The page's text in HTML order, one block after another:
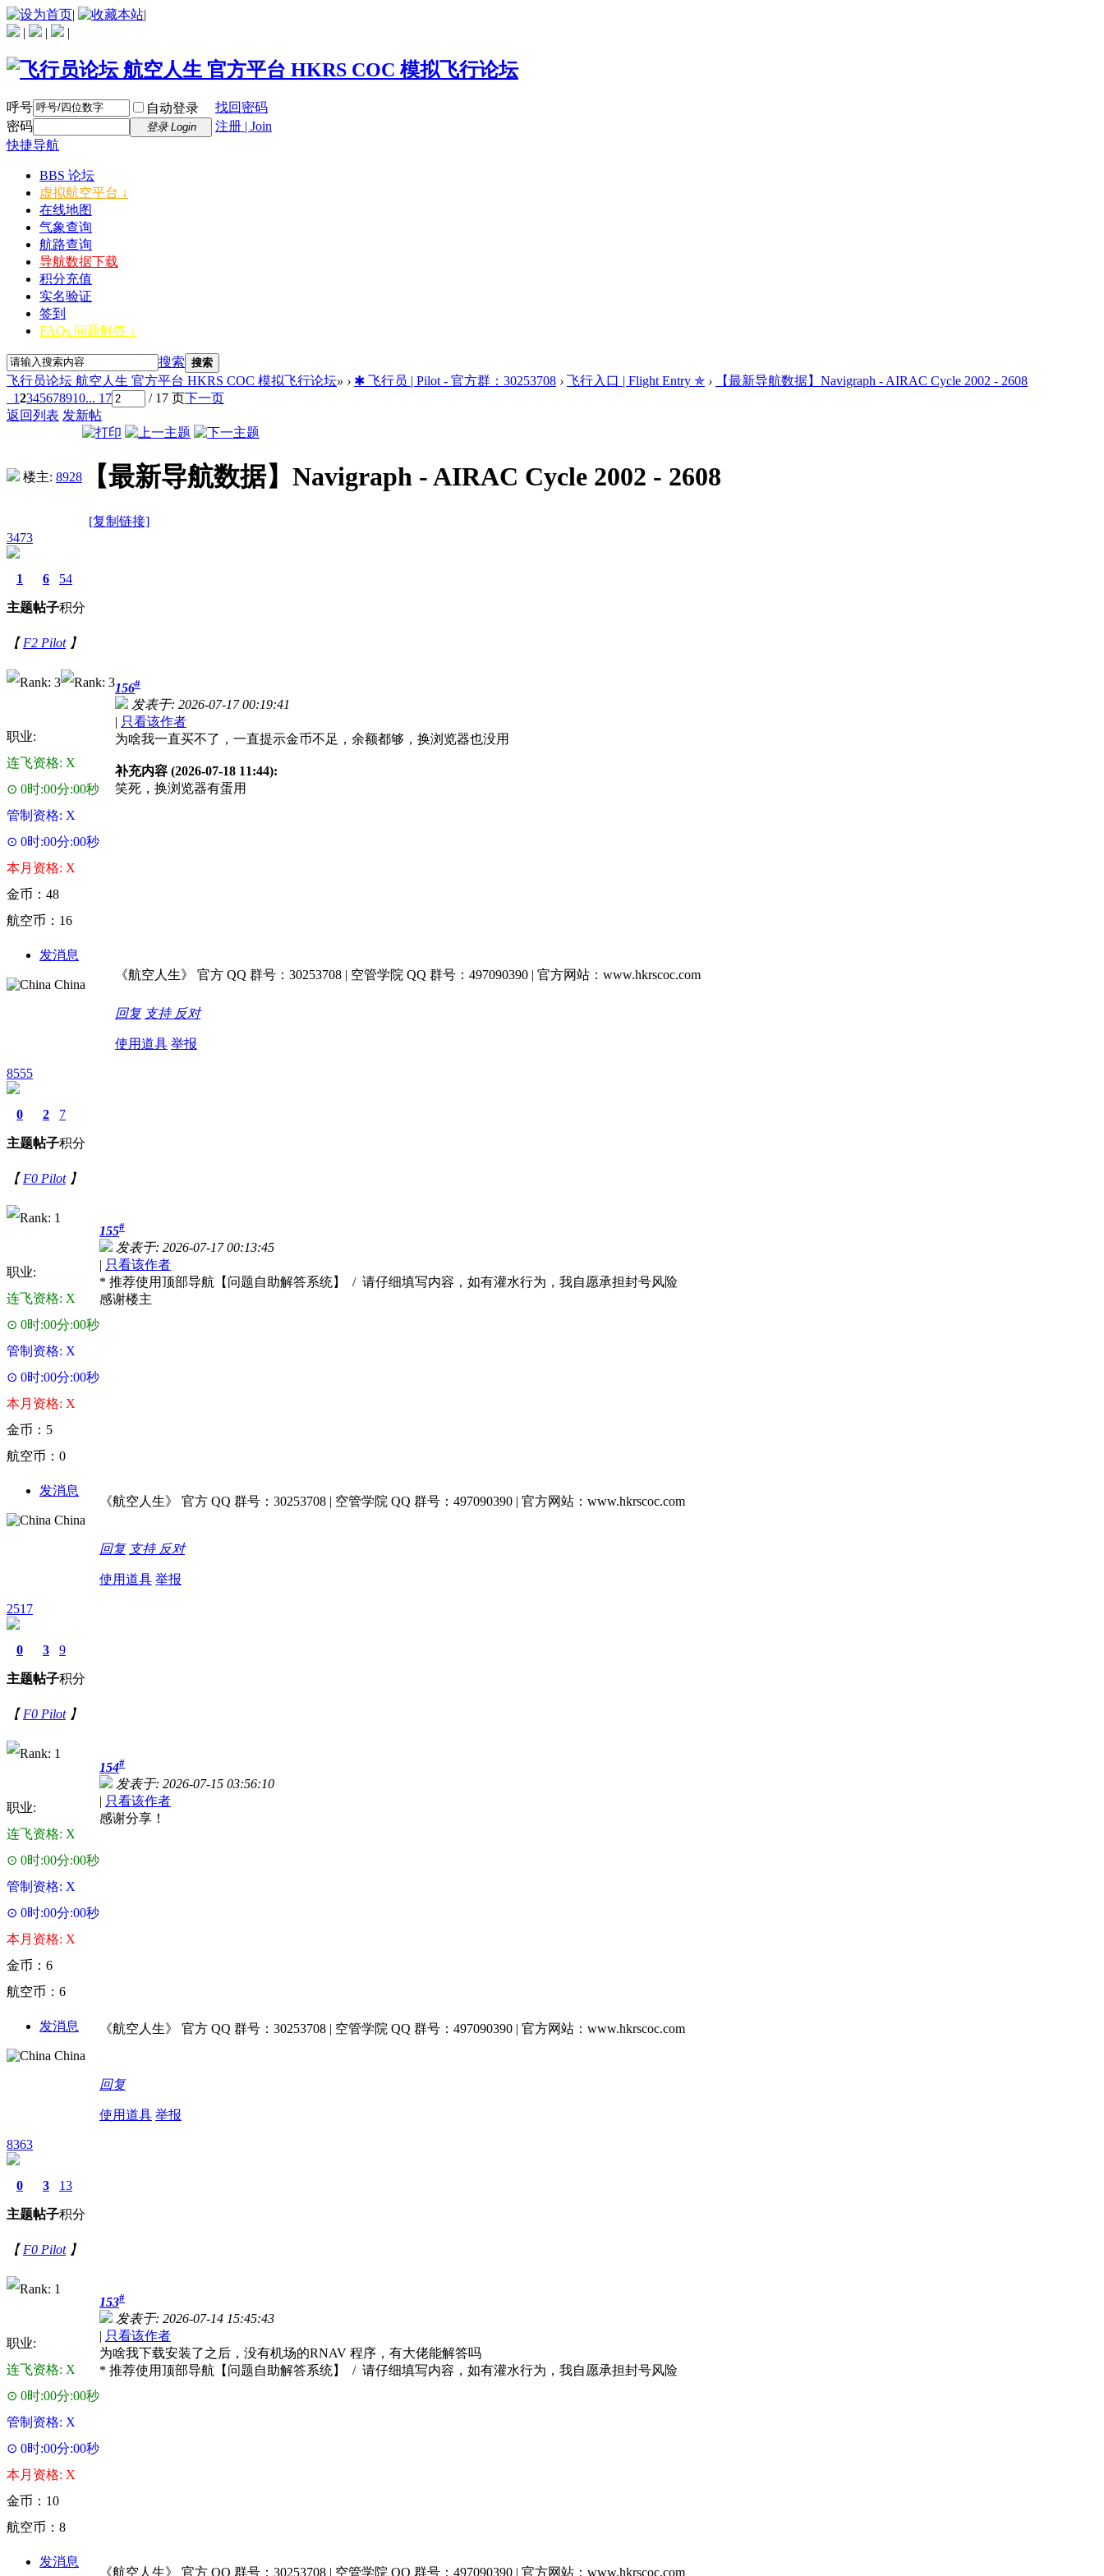
|
|
|
| |
呼号 自动登录
找回密码
密码
登录 Login
注册 | Join
快捷导航
BBS 论坛
虚拟航空平台 ↓
在线地图
气象查询
航路查询
导航数据下载
积分充值
实名验证
签到
FAQs 问题解答 ↓
搜索 搜索
飞行员论坛 航空人生 官方平台 HKRS COC 模拟飞行论坛» › ✱ 飞行员 | Pilot - 官方群：30253708 › 飞行入口 | Flight Entry ✯ ›
【最新导航数据】Navigraph - AIRAC Cycle 2002 - 2608
12345678910... 17 / 17 页下一页
返回列表 发新帖
楼主: 8928 【最新导航数据】Navigraph - AIRAC Cycle 2002 - 2608
[复制链接]
3473
1
主题
6
帖子
54
积分
【 F2 Pilot】
职业:
连飞资格: X
⊙ 0时:00分:00秒
管制资格: X
⊙ 0时:00分:00秒
本月资格: X
金币：48
航空币：16
发消息
China
156#
发表于: 2026-07-17 00:19:41
| 只看该作者
为啥我一直买不了，一直提示金币不足，余额都够，换浏览器也没用
补充内容 (2026-07-18 11:44):
笑死，换浏览器有蛋用
《航空人生》 官方 QQ 群号：30253708 | 空管学院 QQ 群号：497090390 | 官方网站：www.hkrscoc.com
回复 支持 反对
使用道具 举报
8555
0
主题
2
帖子
7
积分
【 F0 Pilot】
职业:
连飞资格: X
⊙ 0时:00分:00秒
管制资格: X
⊙ 0时:00分:00秒
本月资格: X
金币：5
航空币：0
发消息
China
155#
发表于: 2026-07-17 00:13:45
| 只看该作者
* 推荐使用顶部导航【问题自助解答系统】 / 请仔细填写内容，如有灌水行为，我自愿承担封号风险
感谢楼主
《航空人生》 官方 QQ 群号：30253708 | 空管学院 QQ 群号：497090390 | 官方网站：www.hkrscoc.com
回复 支持 反对
使用道具 举报
2517
0
主题
3
帖子
9
积分
【 F0 Pilot】
职业:
连飞资格: X
⊙ 0时:00分:00秒
管制资格: X
⊙ 0时:00分:00秒
本月资格: X
金币：6
航空币：6
发消息
China
154#
发表于: 2026-07-15 03:56:10
| 只看该作者
感谢分享！
《航空人生》 官方 QQ 群号：30253708 | 空管学院 QQ 群号：497090390 | 官方网站：www.hkrscoc.com
回复
使用道具 举报
8363
0
主题
3
帖子
13
积分
【 F0 Pilot】
职业:
连飞资格: X
⊙ 0时:00分:00秒
管制资格: X
⊙ 0时:00分:00秒
本月资格: X
金币：10
航空币：8
发消息
153#
发表于: 2026-07-14 15:45:43
| 只看该作者
为啥我下载安装了之后，没有机场的RNAV 程序，有大佬能解答吗
* 推荐使用顶部导航【问题自助解答系统】 / 请仔细填写内容，如有灌水行为，我自愿承担封号风险
《航空人生》 官方 QQ 群号：30253708 | 空管学院 QQ 群号：497090390 | 官方网站：www.hkrscoc.com